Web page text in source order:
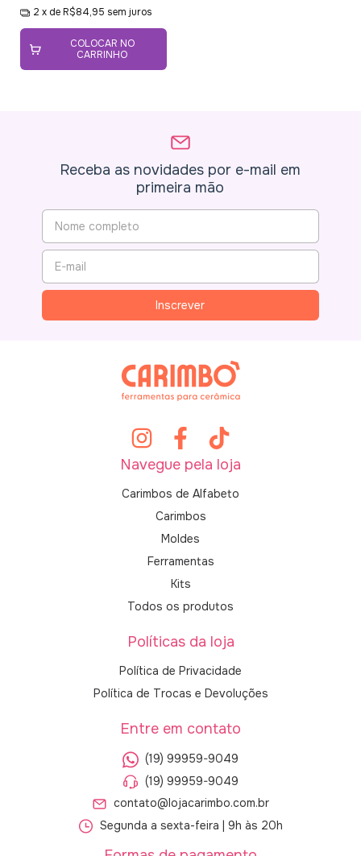
2 x de R$84,95 sem juros
COLOCAR NO
CARRINHO
Receba as novidades por e-mail em
primeira mão
Navegue pela loja
Carimbos de Alfabeto
Carimbos
Moldes
Ferramentas
Kits
Todos os produtos
Políticas da loja
Política de Privacidade
Política de Trocas e Devoluções
Entre em contato
(19) 99959-9049
(19) 99959-9049
contato@lojacarimbo.com.br
Segunda a sexta-feira | 9h às 20h